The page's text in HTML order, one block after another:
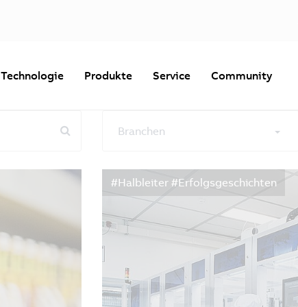
Technologie Produkte Service Community
Branchen
Alle Filter zurücksetzen#Halbleiter #Erfolgsgeschichten